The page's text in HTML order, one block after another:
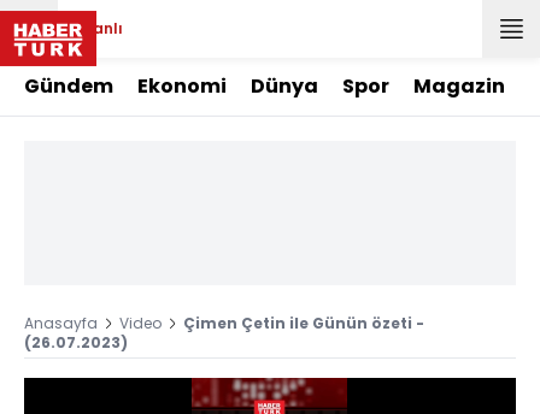
Canlı
Gündem Ekonomi Dünya Spor Magazin
Anasayfa Video
Çimen Çetin ile Günün özeti -
(26.07.2023)